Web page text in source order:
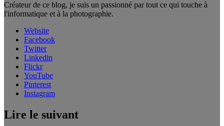
Créateur de ce blog, je suis un passionné par tout ce qui touche à
l'informatique et à la photographie.
Website
Facebook
Twitter
Linkedin
Flickr
YouTube
Pinterest
Instagram
Lire le suivant